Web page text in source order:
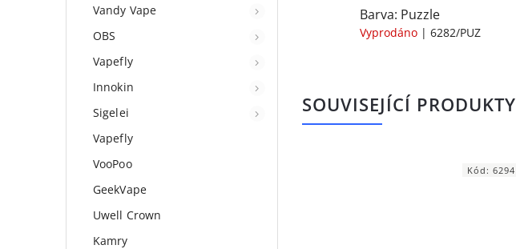
Vandy Vape
OBS
Vapefly
Innokin
Sigelei
Vapefly
VooPoo
GeekVape
Uwell Crown
Kamry
Barva: Puzzle
Vyprodáno | 6282/PUZ
SOUVISEJÍCÍ PRODUKTY
Kód: 6294